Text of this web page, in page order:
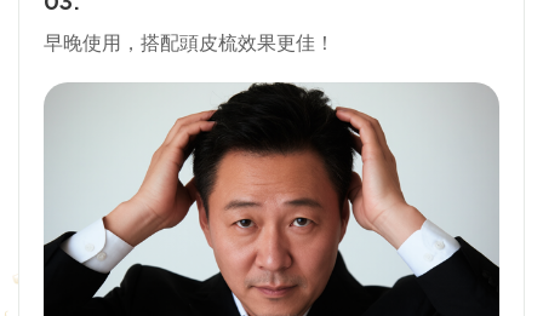
早晚使用，搭配頭皮梳效果更佳！